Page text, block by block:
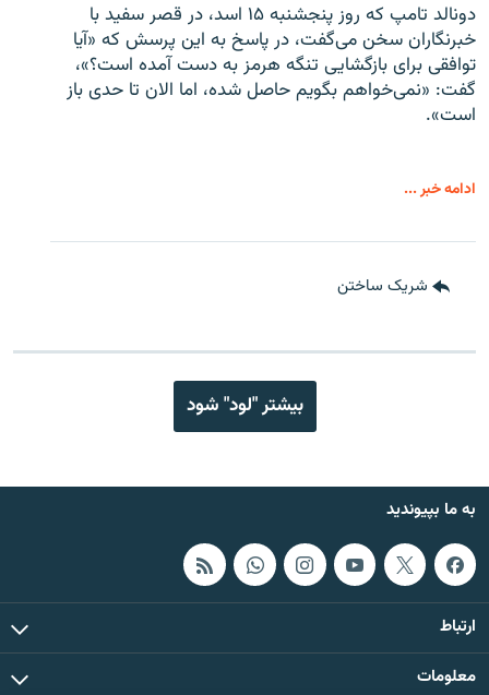
دونالد تامپ که روز پنجشنبه ۱۵ اسد، در قصر سفید با
خبرنگاران سخن می‌گفت، در پاسخ به این پرسش که «آیا
توافقی برای بازگشایی تنگه هرمز به دست آمده است؟»،
گفت: «نمی‌خواهم بگویم حاصل شده، اما الان تا حدی باز
است».
ادامه خبر ...
شریک ساختن
بیشتر "لود" شود
به ما بپیوندید
ارتباط
معلومات